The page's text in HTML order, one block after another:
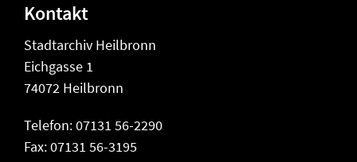
Kontakt
Stadtarchiv Heilbronn
Eichgasse 1
74072 Heilbronn
Telefon: 07131 56-2290
Fax: 07131 56-3195